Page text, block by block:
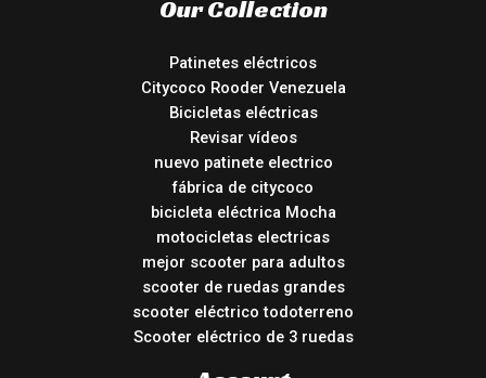
Our Collection
Patinetes eléctricos
Citycoco Rooder Venezuela
Bicicletas eléctricas
Revisar vídeos
nuevo patinete electrico
fábrica de citycoco
bicicleta eléctrica Mocha
motocicletas electricas
mejor scooter para adultos
scooter de ruedas grandes
scooter eléctrico todoterreno
Scooter eléctrico de 3 ruedas